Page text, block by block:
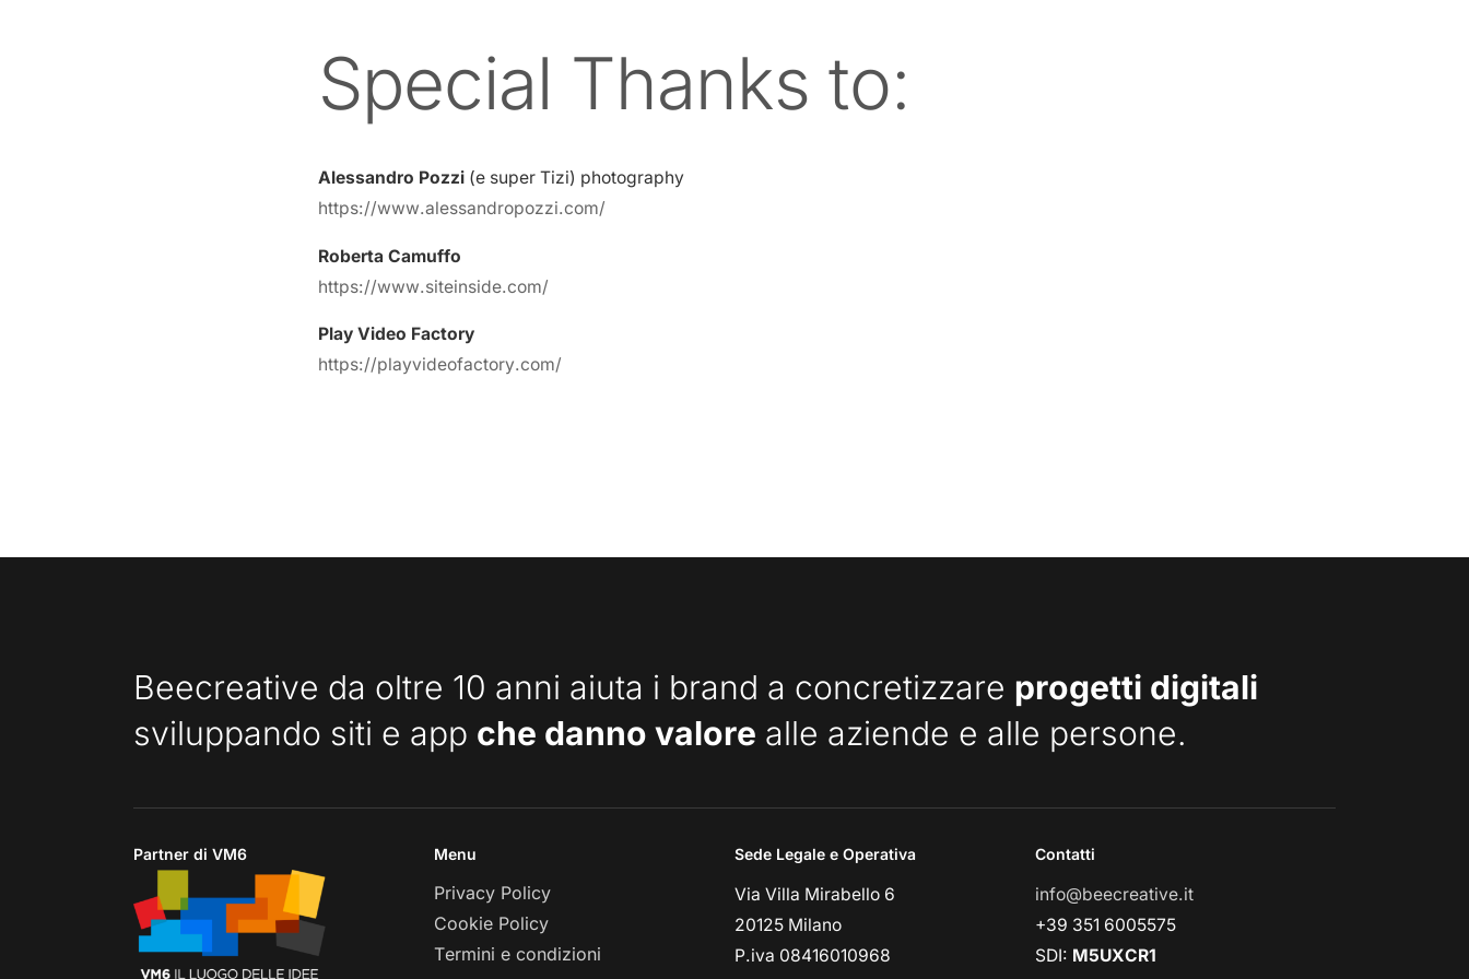
Special Thanks to:
Alessandro Pozzi(e super Tizi) photography
https://www.alessandropozzi.com/
Roberta Camuffo
https://www.siteinside.com/
Play Video Factory
https://playvideofactory.com/
Beecreative da oltre 10 anni aiuta i brand a concretizzare progetti digitali
sviluppando siti e app che danno valore alle aziende e alle persone.
Partner di VM6 Menu
Privacy Policy
Cookie Policy
Termini e condizioni
Sede Legale e Operativa
Via Villa Mirabello 6
20125 Milano
P.iva 08416010968
Contatti
info@beecreative.it
+39 351 6005575
SDI: M5UXCR1